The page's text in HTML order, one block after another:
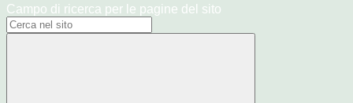
Campo di ricerca per le pagine del sito